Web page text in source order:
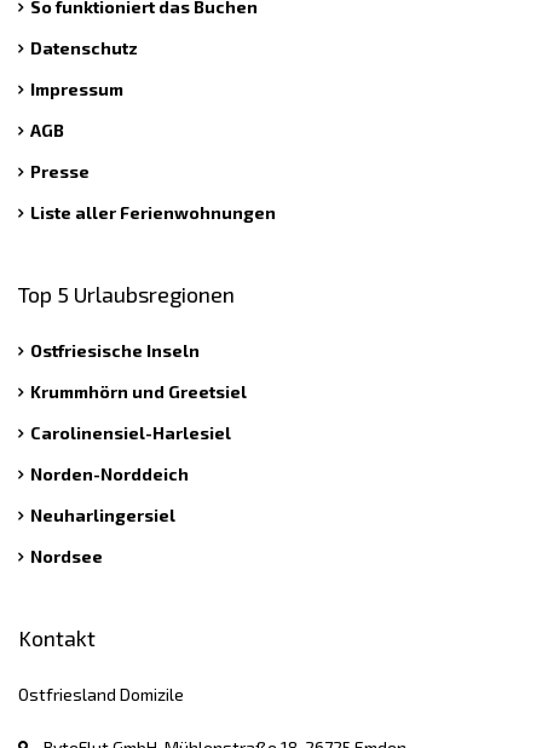
So funktioniert das Buchen
Datenschutz
Impressum
AGB
Presse
Liste aller Ferienwohnungen
Top 5 Urlaubsregionen
Ostfriesische Inseln
Krummhörn und Greetsiel
Carolinensiel-Harlesiel
Norden-Norddeich
Neuharlingersiel
Nordsee
Kontakt
Ostfriesland Domizile